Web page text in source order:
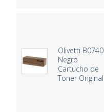
Olivetti B0740
Negro
Cartucho de
Toner Original